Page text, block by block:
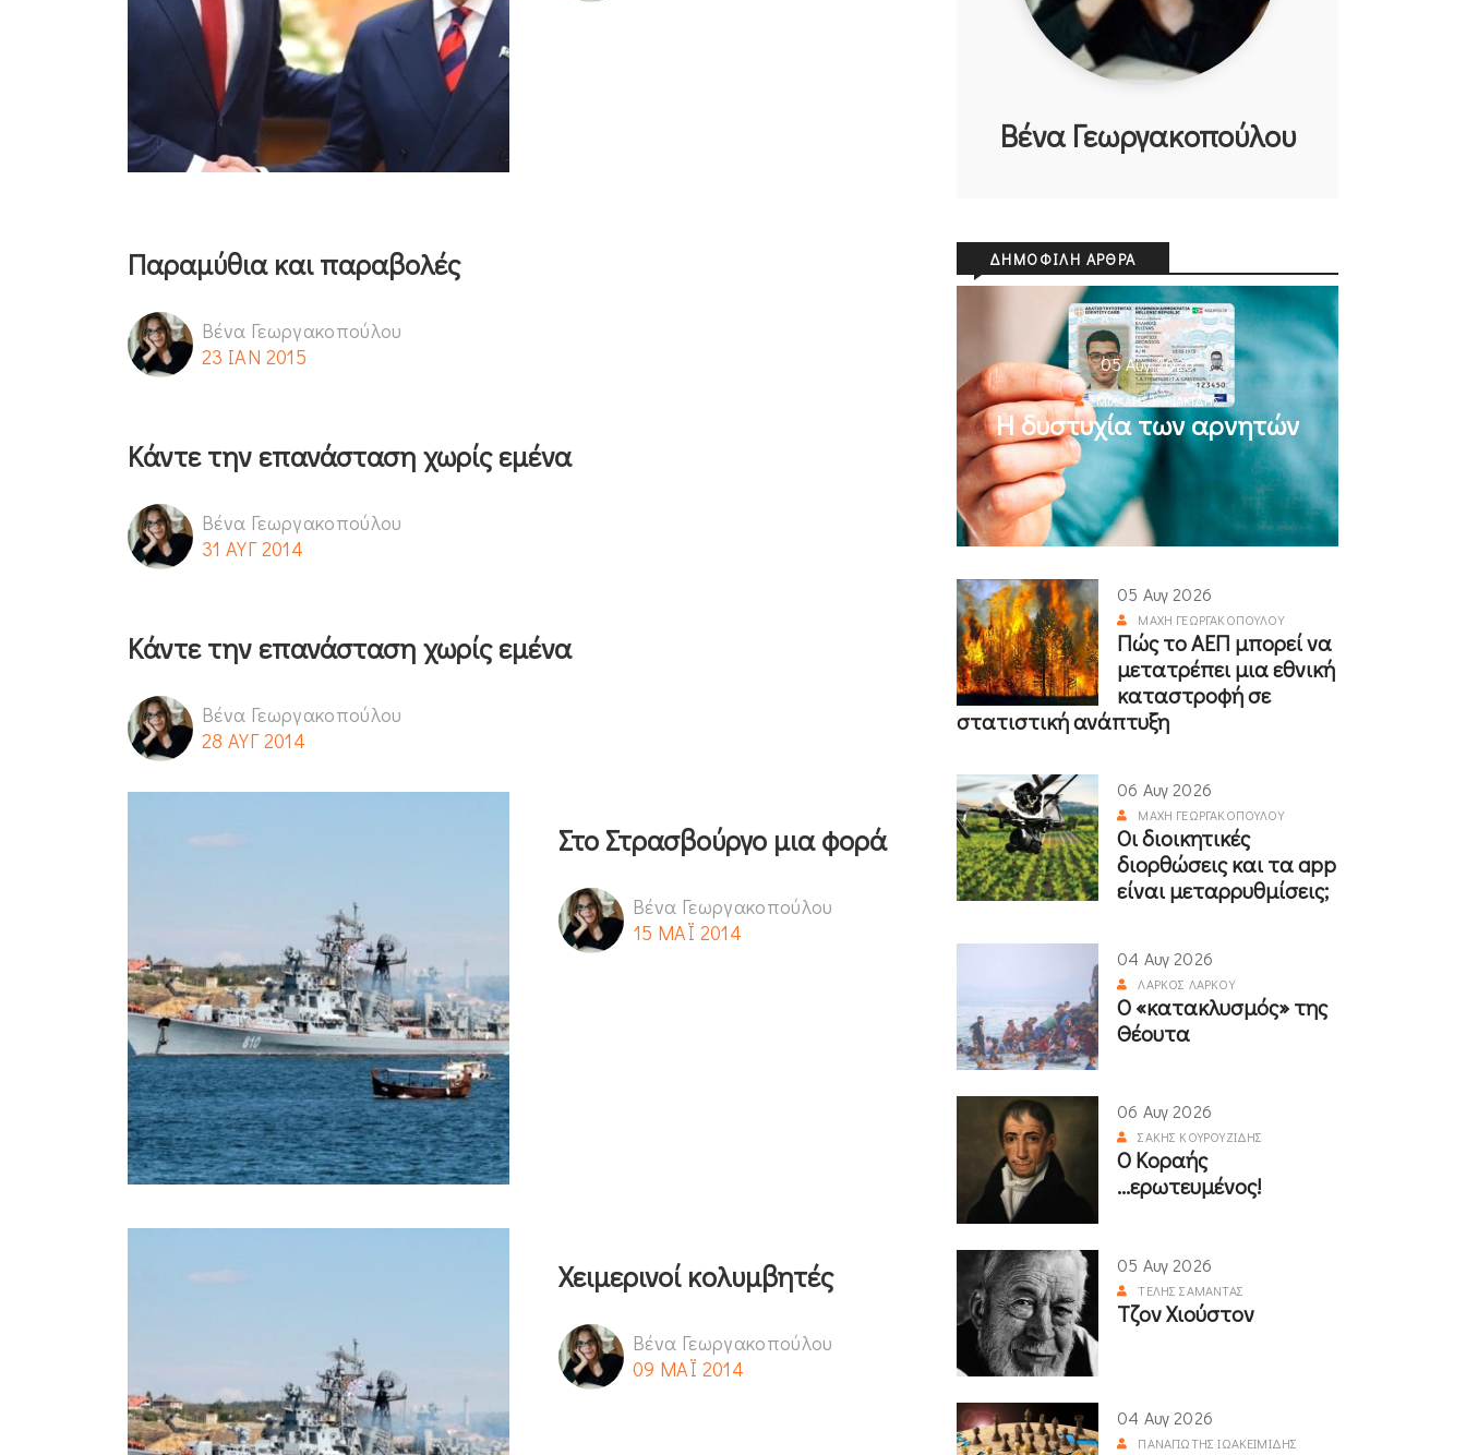
Παραμύθια και παραβολές
Βένα Γεωργακοπούλου
23 ΙΑΝ 2015
Κάντε την επανάσταση χωρίς εμένα
Βένα Γεωργακοπούλου
31 ΑΥΓ 2014
Κάντε την επανάσταση χωρίς εμένα
Βένα Γεωργακοπούλου
28 ΑΥΓ 2014
Στο Στρασβούργο μια φορά
Βένα Γεωργακοπούλου
15 ΜΑΪ 2014
Χειμερινοί κολυμβητές
Βένα Γεωργακοπούλου
09 ΜΑΪ 2014
Βένα Γεωργακοπούλου
ΔΗΜΟΦΙΛΉ ΆΡΘΡΑ
05 Αυγ 2026
ΜΙΧΆΛΗΣ ΚΥΡΙΑΚΊΔΗΣ
Η δυστυχία των αρνητών
05 Αυγ 2026
ΜΆΧΗ ΓΕΩΡΓΑΚΟΠΟΎΛΟΥ
Πώς το ΑΕΠ μπορεί να
μετατρέπει μια εθνική
καταστροφή σε
στατιστική ανάπτυξη
06 Αυγ 2026
ΜΆΧΗ ΓΕΩΡΓΑΚΟΠΟΎΛΟΥ
Οι διοικητικές
διορθώσεις και τα app
είναι μεταρρυθμίσεις;
04 Αυγ 2026
ΛΆΡΚΟΣ ΛΆΡΚΟΥ
Ο «κατακλυσμός» της
Θέουτα
06 Αυγ 2026
ΣΆΚΗΣ ΚΟΥΡΟΥΖΊΔΗΣ
Ο Κοραής
...ερωτευμένος!
05 Αυγ 2026
ΤΈΛΗΣ ΣΑΜΑΝΤΆΣ
Τζον Χιούστον
04 Αυγ 2026
ΠΑΝΑΓΙΏΤΗΣ ΙΩΑΚΕΙΜΊΔΗΣ